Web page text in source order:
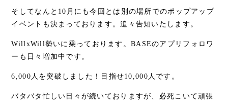
そしてなんと10月にも今回とは別の場所でのポップアップ
イベントも決まっております。追々告知いたします。
WillxWill勢いに乗っております。BASEのアプリフォロワ
ーも日々増加中です。
6,000人を突破しました！目指せ10,000人です。
バタバタ忙しい日々が続いておりますが、必死こいて頑張